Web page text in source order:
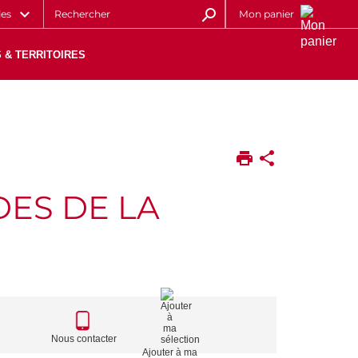
Mon panier
& TERRITOIRES
DE LA
CALL
TO
Nous contacter
Ajouter à ma